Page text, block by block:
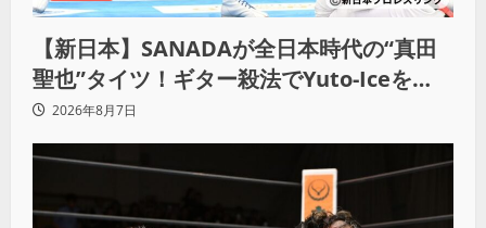
【新日本】SANADAが全日本時代の“真田
聖也”タイツ！ギター殺法でYuto-Iceを
KO「俺と闘う時は考えろ。感じるな」
2026年8月7日